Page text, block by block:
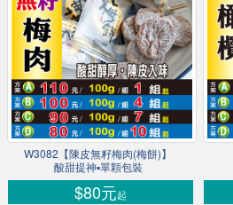
W3082【陳皮無籽梅肉(梅餅)】
酸甜提神▪單顆包裝
$80元起